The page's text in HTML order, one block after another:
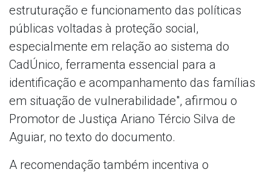
estruturação e funcionamento das políticas
públicas voltadas à proteção social,
especialmente em relação ao sistema do
CadÚnico, ferramenta essencial para a
identificação e acompanhamento das famílias
em situação de vulnerabilidade", afirmou o
Promotor de Justiça Ariano Tércio Silva de
Aguiar, no texto do documento.
A recomendação também incentiva o